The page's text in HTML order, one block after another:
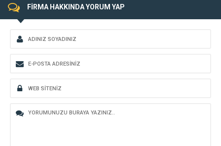
FİRMA HAKKINDA YORUM YAP